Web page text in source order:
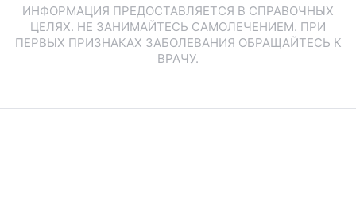
ИНФОРМАЦИЯ ПРЕДОСТАВЛЯЕТСЯ В СПРАВОЧНЫХ
ЦЕЛЯХ. НЕ ЗАНИМАЙТЕСЬ САМОЛЕЧЕНИЕМ. ПРИ
ПЕРВЫХ ПРИЗНАКАХ ЗАБОЛЕВАНИЯ ОБРАЩАЙТЕСЬ К
ВРАЧУ.